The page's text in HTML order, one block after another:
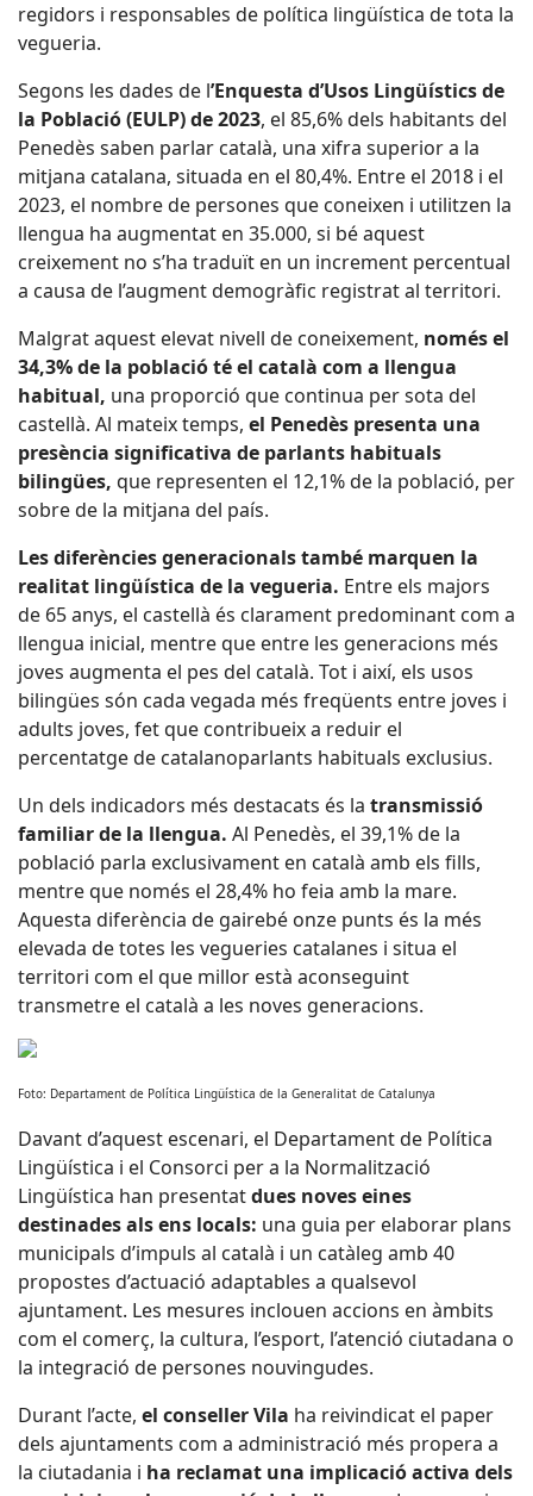
regidors i responsables de política lingüística de tota la
vegueria.
Segons les dades de l’Enquesta d’Usos Lingüístics de
la Població (EULP) de 2023, el 85,6% dels habitants del
Penedès saben parlar català, una xifra superior a la
mitjana catalana, situada en el 80,4%. Entre el 2018 i el
2023, el nombre de persones que coneixen i utilitzen la
llengua ha augmentat en 35.000, si bé aquest
creixement no s’ha traduït en un increment percentual
a causa de l’augment demogràfic registrat al territori.
Malgrat aquest elevat nivell de coneixement, només el
34,3% de la població té el català com a llengua
habitual, una proporció que continua per sota del
castellà. Al mateix temps, el Penedès presenta una
presència significativa de parlants habituals
bilingües, que representen el 12,1% de la població, per
sobre de la mitjana del país.
Les diferències generacionals també marquen la
realitat lingüística de la vegueria. Entre els majors
de 65 anys, el castellà és clarament predominant com a
llengua inicial, mentre que entre les generacions més
joves augmenta el pes del català. Tot i així, els usos
bilingües són cada vegada més freqüents entre joves i
adults joves, fet que contribueix a reduir el
percentatge de catalanoparlants habituals exclusius.
Un dels indicadors més destacats és la transmissió
familiar de la llengua. Al Penedès, el 39,1% de la
població parla exclusivament en català amb els fills,
mentre que només el 28,4% ho feia amb la mare.
Aquesta diferència de gairebé onze punts és la més
elevada de totes les vegueries catalanes i situa el
territori com el que millor està aconseguint
transmetre el català a les noves generacions.
Foto: Departament de Política Lingüística de la Generalitat de Catalunya
Davant d’aquest escenari, el Departament de Política
Lingüística i el Consorci per a la Normalització
Lingüística han presentatdues noves eines
destinades als ens locals: una guia per elaborar plans
municipals d’impuls al català i un catàleg amb 40
propostes d’actuació adaptables a qualsevol
ajuntament. Les mesures inclouen accions en àmbits
com el comerç, la cultura, l’esport, l’atenció ciutadana o
la integració de persones nouvingudes.
Durant l’acte, el conseller Vila ha reivindicat el paper
dels ajuntaments com a administració més propera a
la ciutadania i ha reclamat una implicació activa dels